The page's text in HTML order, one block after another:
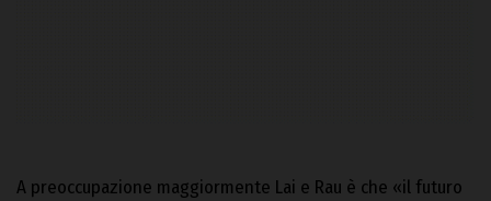
A preoccupazione maggiormente Lai e Rau è che «il futuro